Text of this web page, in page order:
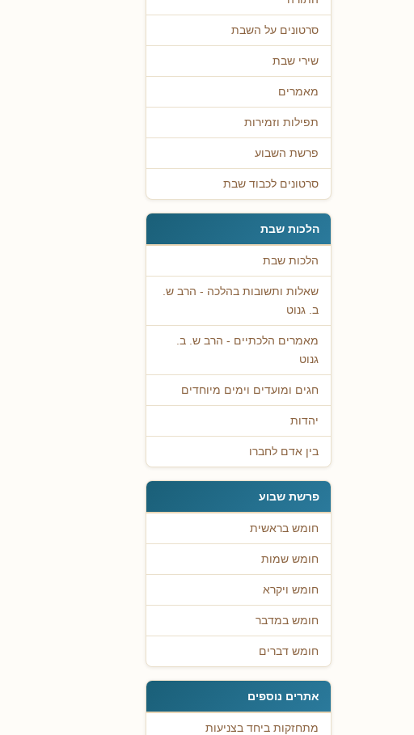
סרטונים על השבת
שירי שבת
מאמרים
תפילות וזמירות
פרשת השבוע
סרטונים לכבוד שבת
הלכות שבת
הלכות שבת
שאלות ותשובות בהלכה - הרב ש.
ב. גנוט
מאמרים הלכתיים - הרב ש. ב.
גנוט
חגים ומועדים וימים מיוחדים
יהדות
בין אדם לחברו
פרשת שבוע
חומש בראשית
חומש שמות
חומש ויקרא
חומש במדבר
חומש דברים
אתרים נוספים
מתחזקות ביחד בצניעות